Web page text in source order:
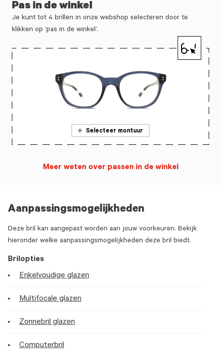
Aanpassingsmogelijkheden
Deze bril kan aangepast worden aan jouw voorkeuren. Bekijk
hieronder welke aanpassingsmogelijkheden deze bril biedt.
Brilopties
Enkelvoudige glazen
Multifocale glazen
Zonnebril glazen
Computerbril
Pas in de winkel
Je kunt tot 4 brillen in onze webshop selecteren door te
klikken op ‘pas in de winkel’.
Selecteer montuur
Meer weten over passen in de winkel